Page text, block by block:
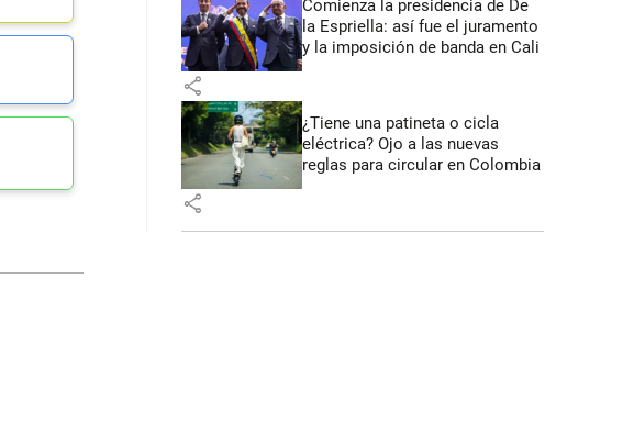
Comienza la presidencia de De
la Espriella: así fue el juramento
y la imposición de banda en Cali
share
¿Tiene una patineta o cicla
eléctrica? Ojo a las nuevas
reglas para circular en Colombia
share